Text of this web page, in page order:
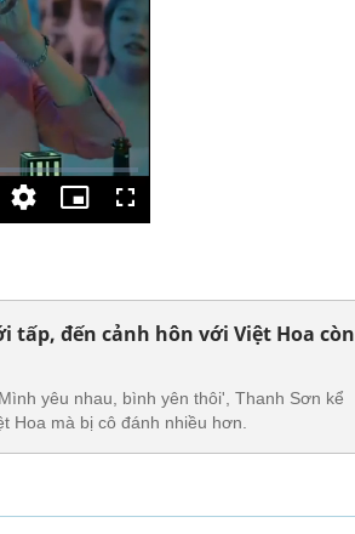
đến cảnh hôn với Việt Hoa còn
yêu nhau, bình yên thôi', Thanh Sơn kể
Hoa mà bị cô đánh nhiều hơn.